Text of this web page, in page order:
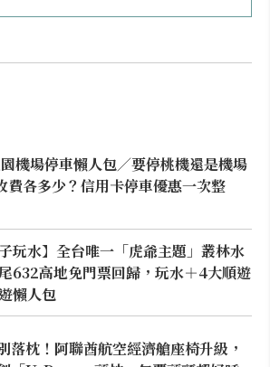
機場停車懶人包／要停桃機還是機場
費各多少？信用卡停車優惠一次整
子玩水】全台唯一「虎爺主題」叢林水
632高地免門票回歸，玩水＋4大順遊
懶人包
落枕！阿聯酋航空經濟艙座椅升級，